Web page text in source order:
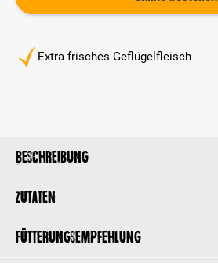
Extra frisches Geflügelfleisch
Beschreibung
Zutaten
Fütterungsempfehlung